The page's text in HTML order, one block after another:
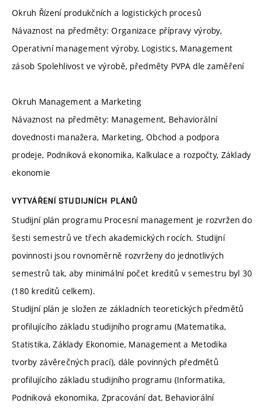
Okruh Řízení produkčních a logistických procesů
Návaznost na předměty: Organizace přípravy výroby,
Operativní management výroby, Logistics, Management
zásob Spolehlivost ve výrobě, předměty PVPA dle zaměření
Okruh Management a Marketing
Návaznost na předměty: Management, Behaviorální
dovednosti manažera, Marketing, Obchod a podpora
prodeje, Podniková ekonomika, Kalkulace a rozpočty, Základy
ekonomie
VYTVÁŘENÍ STUDIJNÍCH PLÁNŮ
Studijní plán programu Procesní management je rozvržen do
šesti semestrů ve třech akademických rocích. Studijní
povinnosti jsou rovnoměrně rozvrženy do jednotlivých
semestrů tak, aby minimální počet kreditů v semestru byl 30
(180 kreditů celkem).
Studijní plán je složen ze základních teoretických předmětů
profilujícího základu studijního programu (Matematika,
Statistika, Základy Ekonomie, Management a Metodika
tvorby závěrečných prací), dále povinných předmětů
profilujícího základu studijního programu (Informatika,
Podniková ekonomika, Zpracování dat, Behaviorální